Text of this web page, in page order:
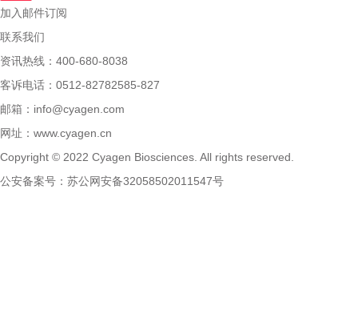
加入邮件订阅
联系我们
资讯热线：400-680-8038
客诉电话：0512-82782585-827
邮箱： info@cyagen.com
网址： www.cyagen.cn
Copyright © 2022 Cyagen Biosciences. All rights reserved.
公安备案号： 苏公网安备32058502011547号